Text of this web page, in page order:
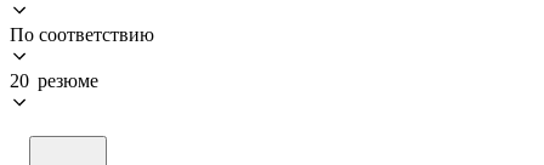
По соответствию
20 резюме